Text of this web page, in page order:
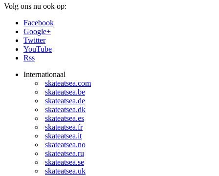
Volg ons nu ook op:
Facebook
Google+
Twitter
YouTube
Rss
Internationaal
skateatsea.com
skateatsea.be
skateatsea.de
skateatsea.dk
skateatsea.es
skateatsea.fr
skateatsea.it
skateatsea.no
skateatsea.ru
skateatsea.se
skateatsea.uk